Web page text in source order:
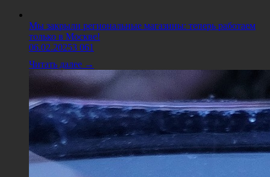
Мы закрыли региональные магазины: теперь работаем
только в Москве!
06.02.20253 061
Читать далее →